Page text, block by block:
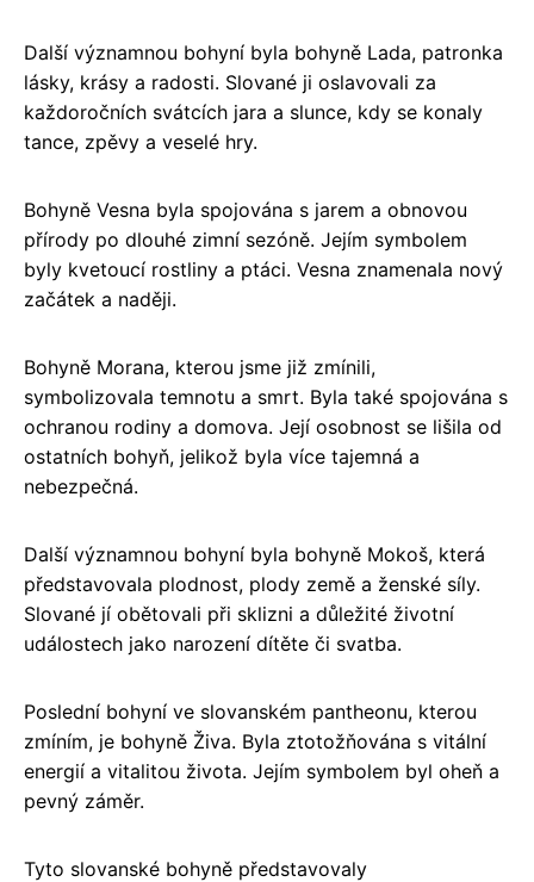
Další významnou bohyní byla bohyně Lada, patronka
lásky, krásy a radosti. Slované ji oslavovali za
každoročních svátcích jara a slunce, kdy se konaly
tance, zpěvy a veselé hry.
Bohyně Vesna byla spojována s jarem a obnovou
přírody po dlouhé zimní sezóně. Jejím symbolem
byly kvetoucí rostliny a ptáci. Vesna znamenala nový
začátek a naději.
Bohyně Morana, kterou jsme již zmínili,
symbolizovala temnotu a smrt. Byla také spojována s
ochranou rodiny a domova. Její osobnost se lišila od
ostatních bohyň, jelikož byla více tajemná a
nebezpečná.
Další významnou bohyní byla bohyně Mokoš, která
představovala plodnost, plody země a ženské síly.
Slované jí obětovali při sklizni a důležité životní
událostech jako narození dítěte či svatba.
Poslední bohyní ve slovanském pantheonu, kterou
zmíním, je bohyně Živa. Byla ztotožňována s vitální
energií a vitalitou života. Jejím symbolem byl oheň a
pevný záměr.
Tyto slovanské bohyně představovaly